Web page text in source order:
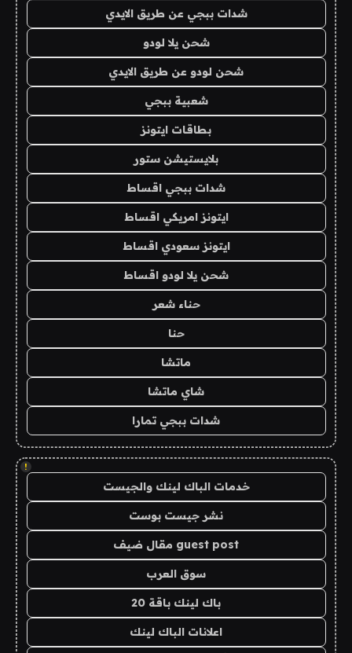
شدات ببجي عن طريق الايدي
شحن يلا لودو
شحن لودو عن طريق الايدي
شعبية ببجي
بطاقات ايتونز
بلايستيشن ستور
شدات ببجي اقساط
ايتونز امريكي اقساط
ايتونز سعودي اقساط
شحن يلا لودو اقساط
حناء شعر
حنا
ماتشا
شاي ماتشا
شدات ببجي تمارا
!
خدمات الباك لينك والجيست
نشر جيست بوست
guest post مقال ضيف
سوق العرب
باك لينك باقة 20
اعلانات الباك لينك